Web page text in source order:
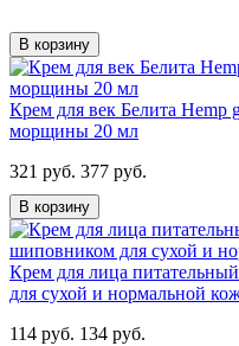
В корзину
Крем для век Белита Hemp
морщины 20 мл
321 руб. 377 руб.
В корзину
Крем для лица
для сухой и нормальной
114 руб. 134 руб.